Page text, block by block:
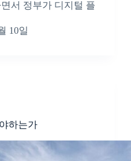
서 정부가 디지털 플
10일
하는가